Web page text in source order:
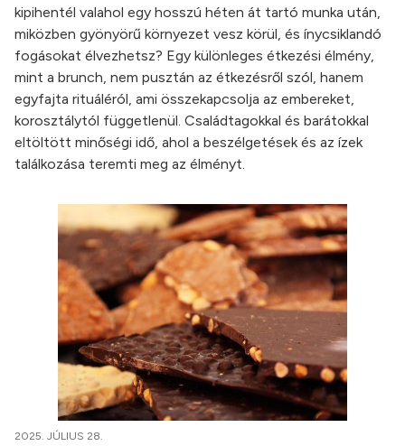
kipihentél valahol egy hosszú héten át tartó munka után,
miközben gyönyörű környezet vesz körül, és ínycsiklandó
fogásokat élvezhetsz? Egy különleges étkezési élmény,
mint a brunch, nem pusztán az étkezésről szól, hanem
egyfajta rituáléról, ami összekapcsolja az embereket,
korosztálytól függetlenül. Családtagokkal és barátokkal
eltöltött minőségi idő, ahol a beszélgetések és az ízek
találkozása teremti meg az élményt.
2025. JÚLIUS 28.